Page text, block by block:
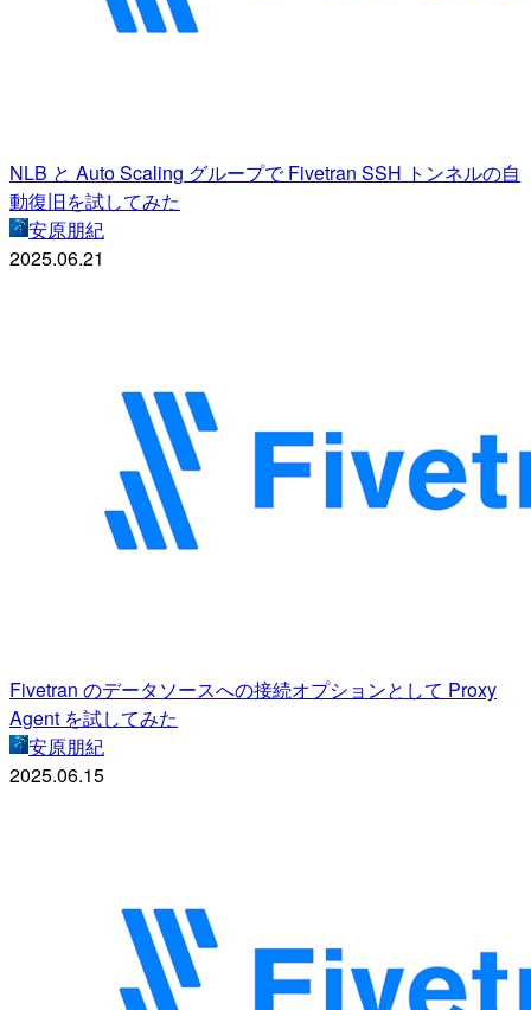
NLB と Auto Scaling グループで Fivetran SSH トンネルの自
動復旧を試してみた
安原朋紀
2025.06.21
Fivetran のデータソースへの接続オプションとして Proxy
Agent を試してみた
安原朋紀
2025.06.15